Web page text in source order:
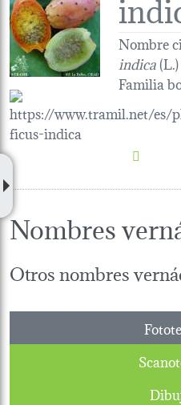
Nombre
indica
Familia
Nombres
Otros nombres